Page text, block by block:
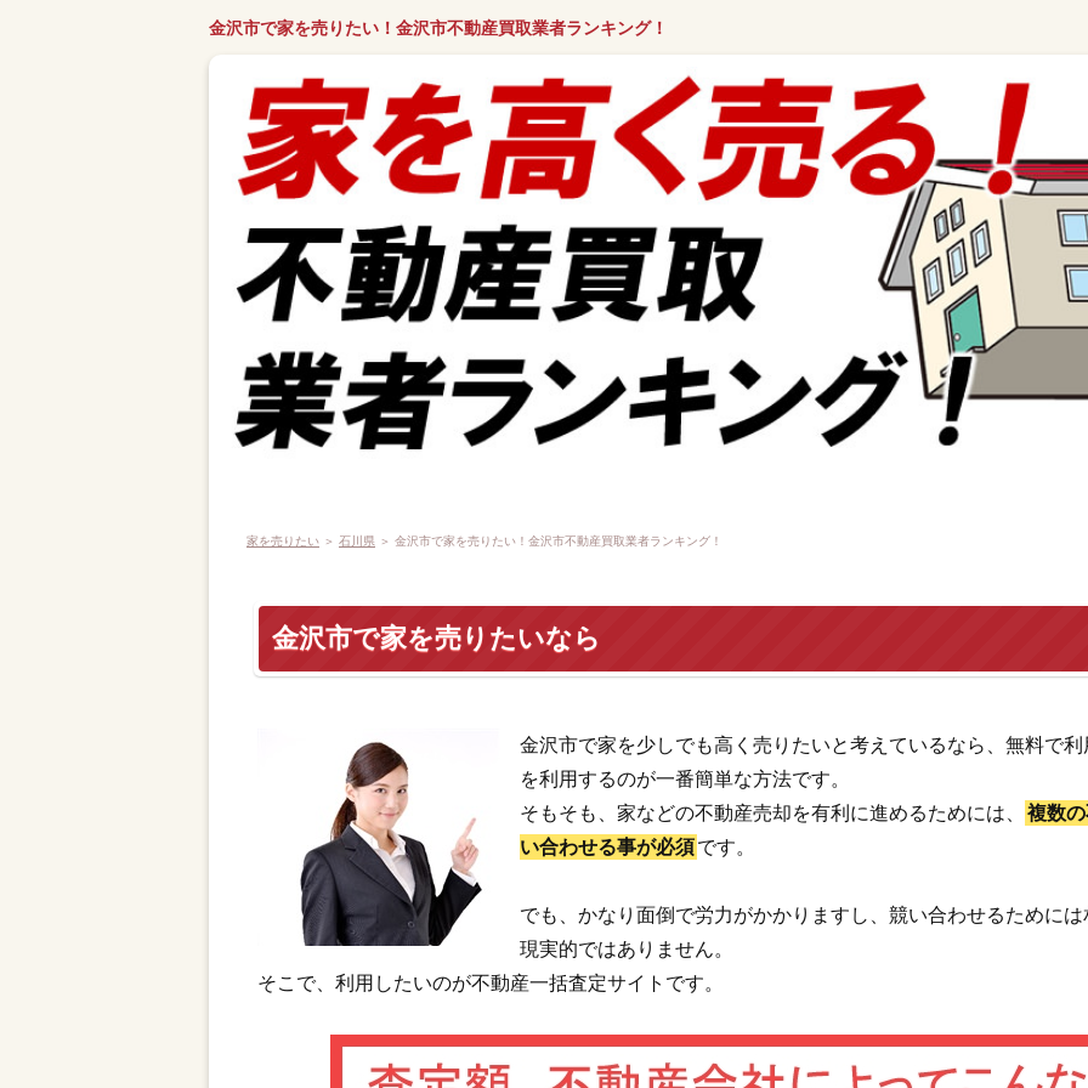
金沢市で家を売りたい！金沢市不動産買取業者ランキング！
家を売りたい ＞ 石川県 ＞ 金沢市で家を売りたい！金沢市不動産買取業者ランキング！
金沢市で家を売りたいなら
金沢市で家を少しでも高く売りたいと考えているなら、無料で
を利用するのが一番簡単な方法です。
そもそも、家などの不動産売却を有利に進めるためには、
複数
い合わせる事が必須です。
でも、かなり面倒で労力がかかりますし、競い合わせるために
現実的ではありません。
そこで、利用したいのが不動産一括査定サイトです。